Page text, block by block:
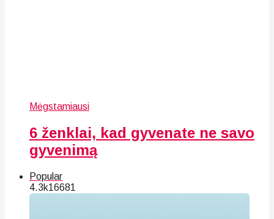
Mėgstamiausi
6 ženklai, kad gyvenate ne savo
gyvenimą
Popular
4.3k16681